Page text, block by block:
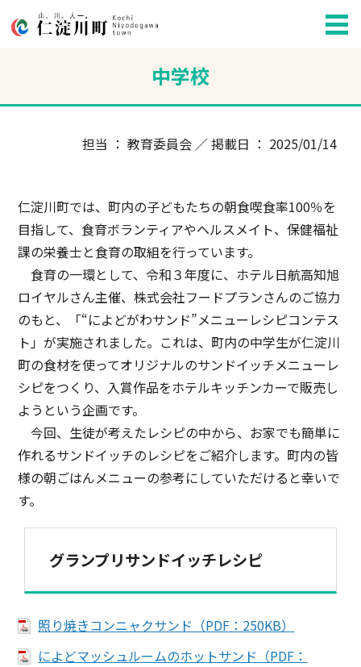
中学校
担当 ： 教育委員会 ／ 掲載日 ： 2025/01/14
仁淀川町では、町内の子どもたちの朝食喫食率100％を
目指して、食育ボランティアやヘルスメイト、保健福祉
課の栄養士と食育の取組を行っています。
食育の一環として、令和３年度に、ホテル日航高知旭
ロイヤルさん主催、株式会社フードプランさんのご協力
のもと、「“によどがわサンド”メニューレシピコンテス
ト」が実施されました。これは、町内の中学生が仁淀川
町の食材を使ってオリジナルのサンドイッチメニューレ
シピをつくり、入賞作品をホテルキッチンカーで販売し
ようという企画です。
今回、生徒が考えたレシピの中から、お家でも簡単に
作れるサンドイッチのレシピをご紹介します。町内の皆
様の朝ごはんメニューの参考にしていただけると幸いで
す。
グランプリサンドイッチレシピ
照り焼きコンニャクサンド（PDF：250KB）
によどマッシュルームのホットサンド（PDF：